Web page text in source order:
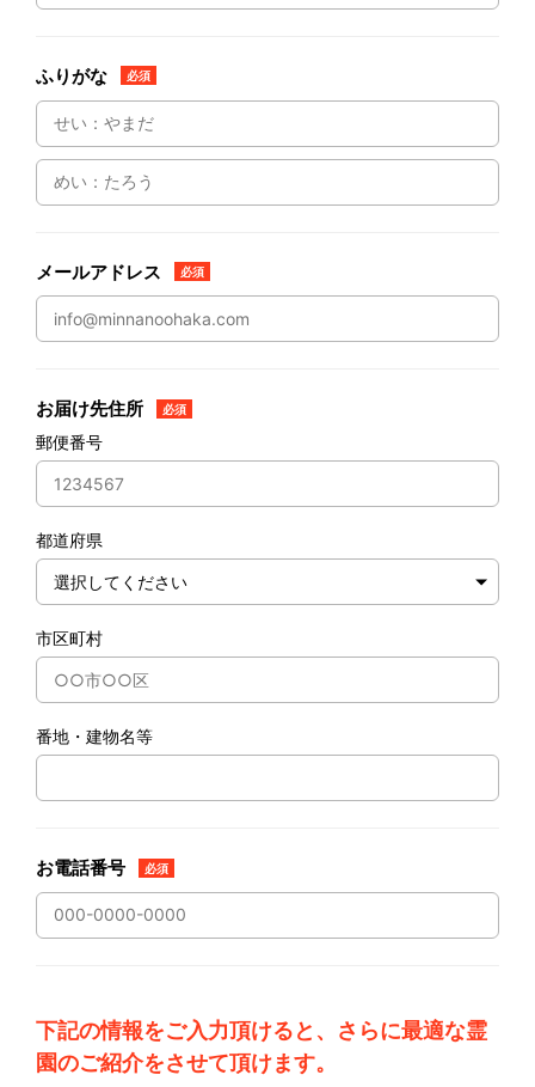
ふりがな 必須
メールアドレス 必須
お届け先住所 必須
郵便番号
都道府県
市区町村
番地・建物名等
お電話番号 必須
下記の情報をご入力頂けると、さらに最適な霊
園のご紹介をさせて頂けます。